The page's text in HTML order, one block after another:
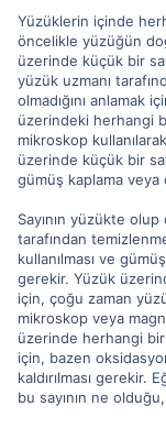
Yüzüklerin içinde
öncelikle yüzüğün
üzerinde küçük bir
yüzük uzmanı
olmadığını anlamak
üzerindeki herhangi
mikroskop
üzerinde küçük bir
gümüş kaplama veya
Sayının yüzükte olup
tarafından
kullanılması ve
gerekir. Yüzük
için, çoğu zaman
mikroskop veya
üzerinde herhangi bir
için, bazen
kaldırılması gerekir.
bu sayının ne